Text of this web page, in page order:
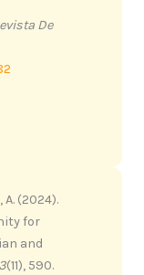
De
(2024).
for
and
(11), 590.